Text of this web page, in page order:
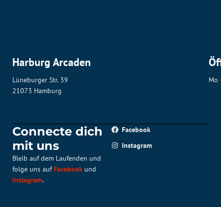
Harburg Arcaden
Lüneburger Str. 39
21073 Hamburg
Mo
Connecte dich
mit uns
Bleib auf dem Laufenden und
folge uns aufFacebook und
Instagram.
Facebook
Instagram